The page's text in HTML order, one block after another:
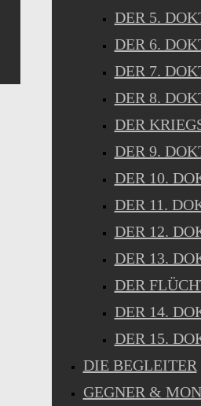
DER 5.
DER 6.
DER 7.
DER 8.
DER
DER 9.
DER 10.
DER 11.
DER 12.
DER 13.
DER
DER 14.
DER 15.
DIE BEGLEITER
GEGNER &